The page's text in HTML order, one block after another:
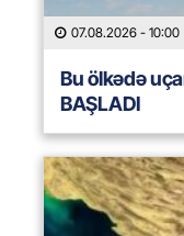
07.08.2026 - 10:00
Bu ölkədə
BAŞLADI